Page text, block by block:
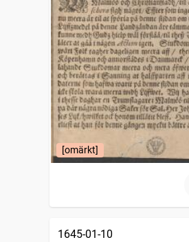
[omärkt]
1645-01-10